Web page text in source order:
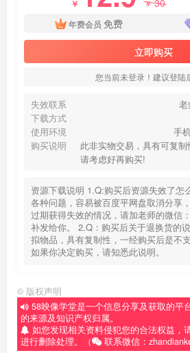
￥ ￥30
年费会员 免费
立即购买
您当前未登录！建议登陆
失效联系
下载方式
使用环境
手
购买说明
此非实物交易，具有可复制
请考虑好再购买!
资源下载说明 1.Q:购买后资源失效了怎
各种问题，容易被百度平网盘取消分享
过期获得失效的情况，请加老师的微信
补发给你。 2.Q：购买后关于退换货的
拟物品，具有复制性，一经购买后是不
如果你决定购买，请知悉此说明。
© 版权声明
58映像学堂是一个信息分享及获取的平
的来源及知识产权归属。
如您发现相关资料侵犯您的合法权益，
进行删除处理。（
联系微信：